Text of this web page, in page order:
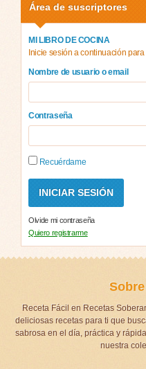
Área de suscriptores
MI LIBRO DE COCINA
Inicie sesión a continuación
Nombre de usuario o email
Contraseña
Recuérdame
Olvide mi contraseña
Quiero registrarme
Receta Fácil en Recetas
deliciosas recetas para ti que
sabrosa en el día, práctica y
nuestra